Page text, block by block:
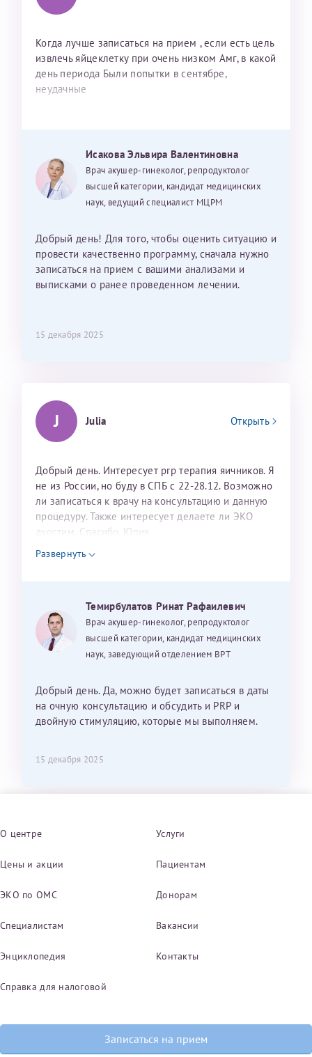
Когда лучше записаться на прием , если есть цель
извлечь яйцеклетку при очень низком Амг, в какой
день периода Были попытки в сентябре,
неудачные
Исакова Эльвира Валентиновна
Врач акушер-гинеколог, репродуктолог
высшей категории, кандидат медицинских
наук, ведущий специалист МЦРМ
Добрый день! Для того, чтобы оценить ситуацию и
провести качественно программу, сначала нужно
записаться на прием с вашими анализами и
выписками о ранее проведенном лечении.
15 декабря 2025
J Julia Открыть
Добрый день. Интересует prp терапия яичников. Я
не из России, но буду в СПБ с 22-28.12. Возможно
ли записаться к врачу на консультацию и данную
процедуру. Также интересует делаете ли ЭКО
дуостим. Спасибо. Юлия
Развернуть
Темирбулатов Ринат Рафаилевич
Врач акушер-гинеколог, репродуктолог
высшей категории, кандидат медицинских
наук, заведующий отделением ВРТ
Добрый день. Да, можно будет записаться в даты
на очную консультацию и обсудить и PRP и
двойную стимуляцию, которые мы выполняем.
15 декабря 2025
О центре Услуги
Цены и акции Пациентам
ЭКО по ОМС Донорам
Специалистам Вакансии
Энциклопедия Контакты
Справка для налоговой
Записаться на прием